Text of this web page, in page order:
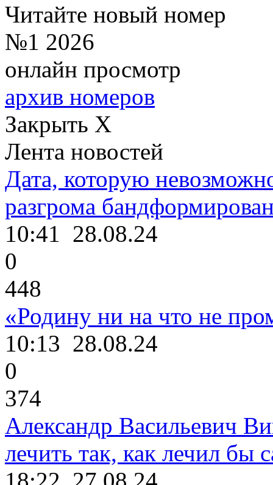
Читайте новый номер
№1 2026
онлайн просмотр
архив номеров
Закрыть X
Лента новостей
Дата, которую
разгрома
10:41 28.08.24
0
448
«Родину ни на что не
10:13 28.08.24
0
374
Александр Васильевич
лечить так, как лечил бы